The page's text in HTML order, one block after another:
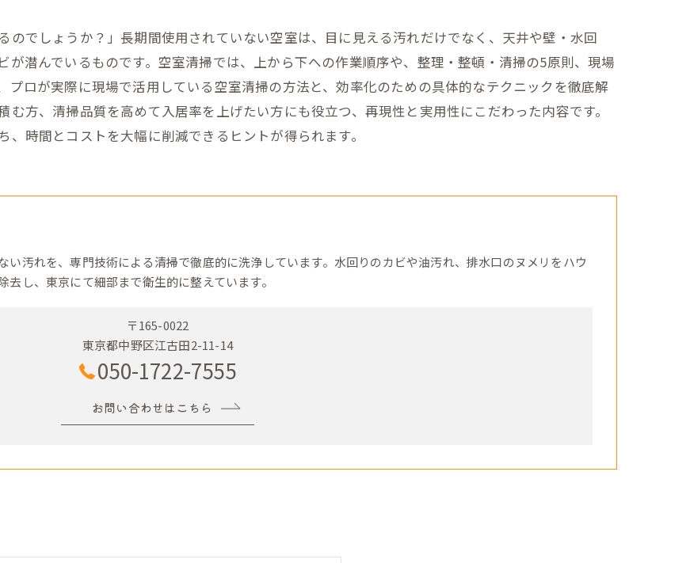
のでしょうか？」長期間使用されていない空室は、目に見える汚れだけでなく、天井や壁・水回
が潜んでいるものです。空室清掃では、上から下への作業順序や、整理・整頓・清掃の5原則、現場
プロが実際に現場で活用している空室清掃の方法と、効率化のための具体的なテクニックを徹底解
方、清掃品質を高めて入居率を上げたい方にも役立つ、再現性と実用性にこだわった内容です。
時間とコストを大幅に削減できるヒントが得られます。
い汚れを、専門技術による清掃で徹底的に洗浄しています。水回りのカビや油汚れ、排水口のヌメリをハウ
去し、東京にて細部まで衛生的に整えています。
〒165-0022
東京都中野区江古田2-11-14
050-1722-7555
お問い合わせはこちら